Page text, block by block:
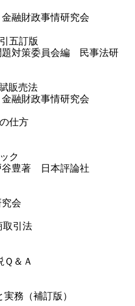
融財政事情研究会
五訂版
題対策委員会編 民事法研
販売法
融財政事情研究会
仕方
ク
谷豊著 日本評論社
会
取引法
＆Ａ
務（補訂版）